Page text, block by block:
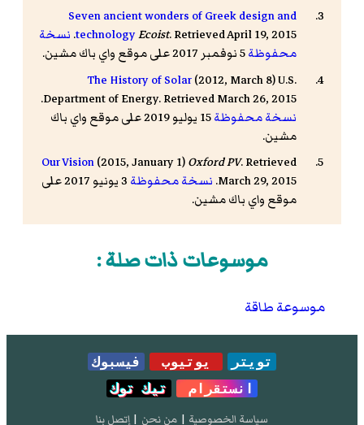
Seven ancient wonders of Greek design and
technologyEcoist. Retrieved April 19, 2015.
نسخة
محفوظة
The History of Solar(2012, March 8) U.S.
Department of Energy. Retrieved March 26, 2015.
نسخة محفوظة
15 يوليو 2019 على موقع واي باك
مشين.
Our Vision(2015, January 1)Oxford PV. Retrieved
March 29, 2015. نسخة محفوظة
3 يونيو 2017 على
موقع واي باك مشين.
موسوعات ذات صلة :
موسوعة طاقة
تويتر يوتيوب
فيسبوك
انستقرام
تيك توك
سياسة الخصوصية | من نحن | إتصل بنا